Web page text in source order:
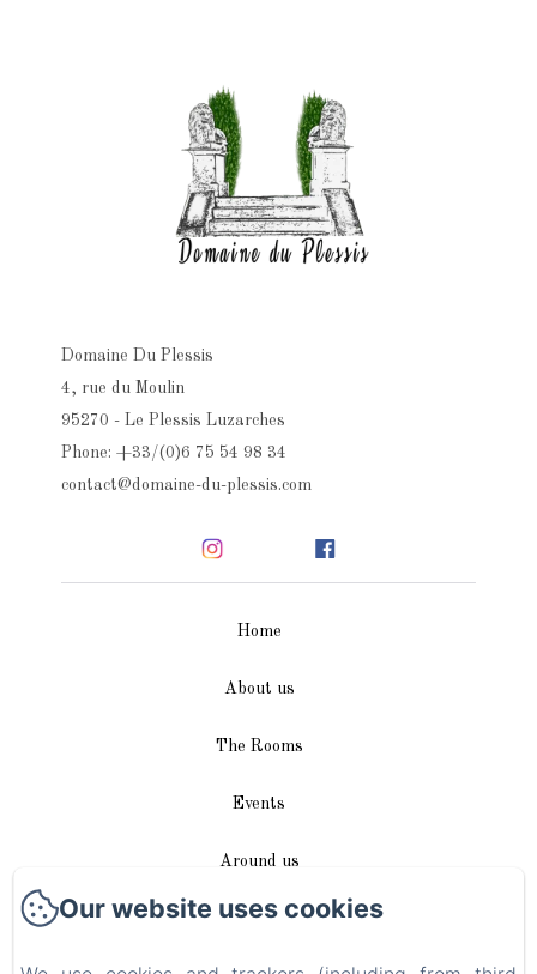
Domaine Du Plessis
4, rue du Moulin
95270 - Le Plessis Luzarches
Phone: +33/(0)6 75 54 98 34
contact@domaine-du-plessis.com
Home
About us
The Rooms
Events
Around us
Access / Contact
Our website uses cookies